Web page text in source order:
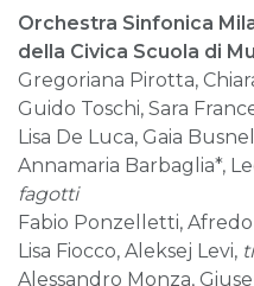
Orchestra Sinfonica
della Civica Scuola di
Gregoriana Pirotta,
Guido Toschi, Sara
Lisa De Luca, Gaia
Annamaria Barbaglia*,
fagotti
Fabio Ponzelletti,
Lisa Fiocco, Aleksej Levi,
Alessandro Monza,